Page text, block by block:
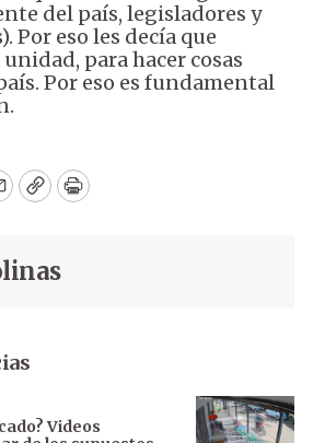
del país, legisladores y
Por eso les decía que
para hacer cosas
Por eso es fundamental
CopyPrint
Videos